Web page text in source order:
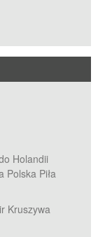
Holandii
Polska Piła
Kruszywa